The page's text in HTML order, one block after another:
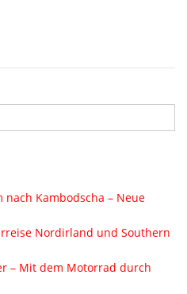
nach Kambodscha – Neue
Nordirland und Southern
– Mit dem Motorrad durch